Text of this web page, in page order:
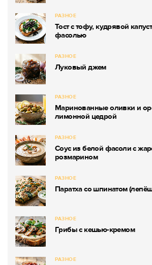
РАЗНОЕ
Тост с тофу, кудрявой
фасолью
РАЗНОЕ
Луковый джем
РАЗНОЕ
Маринованные оливки и
лимонной цедрой
РАЗНОЕ
Соус из белой фасоли с
розмарином
РАЗНОЕ
Паратха со шпинатом
РАЗНОЕ
Грибы с кешью-кремом
РАЗНОЕ